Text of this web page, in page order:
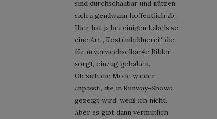
sind durchschaubar und nützen
sich irgendwann hoffentlich ab.
Hier hat ja bei einigen Labels so
eine Art „Kostümbildnerei“, die
für unverwechselbar4e Bilder
sorgt, einzug gehalten.
Ob sich die Mode wieder
anpasst,, die in Runway-Shows
gezeigt wird, weiß ich nicht.
Aber es gibt dann vermutlich